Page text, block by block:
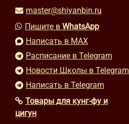
master@shiyanbin.ru
Пишите в WhatsApp
Написать в MAX
Расписание в Telegram
Новости Школы в Telegram
Написать в Telegram
Товары для кунг-фу и
цигун